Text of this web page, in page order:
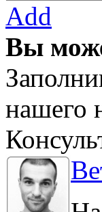
Add
Вы
нашего